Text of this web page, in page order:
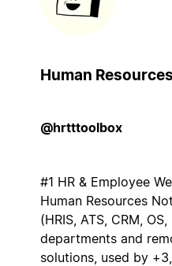
Human
@hrtttoolbox
#1 HR & Employee
Human Resources
(HRIS, ATS, CRM,
departments and
solutions, used by